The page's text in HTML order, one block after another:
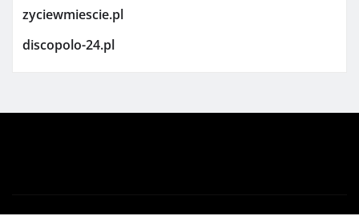
zyciewmiescie.pl
discopolo-24.pl